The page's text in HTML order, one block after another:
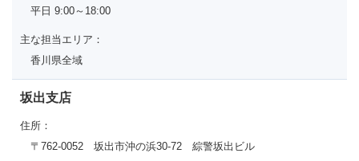
平日 9:00～18:00
主な担当エリア：
香川県全域
坂出支店
住所：
〒762-0052 坂出市沖の浜30-72 綜警坂出ビル